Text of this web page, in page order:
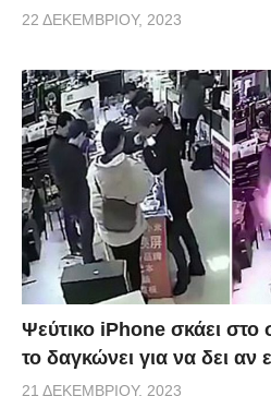
22 ΔΕΚΕΜΒΡΊΟΥ, 2023
Ψεύτικο iPhone σκάει στο
το δαγκώνει για να δει αν
21 ΔΕΚΕΜΒΡΊΟΥ, 2023